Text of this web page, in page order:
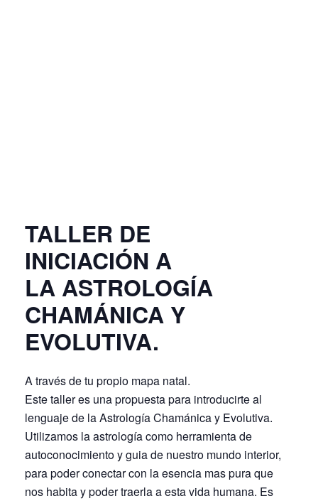
TALLER DE
INICIACIÓN A
LA ASTROLOGÍA
CHAMÁNICA Y
EVOLUTIVA.
A través de tu propio mapa natal.
Este taller es una propuesta para introducirte al
lenguaje de la Astrología Chamánica y Evolutiva.
Utilizamos la astrología como herramienta de
autoconocimiento y guia de nuestro mundo interior,
para poder conectar con la esencia mas pura que
nos habita y poder traerla a esta vida humana. Es